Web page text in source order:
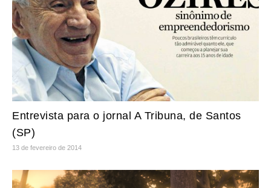
Entrevista para o jornal A Tribuna, de Santos
(SP)
13 de fevereiro de 2014